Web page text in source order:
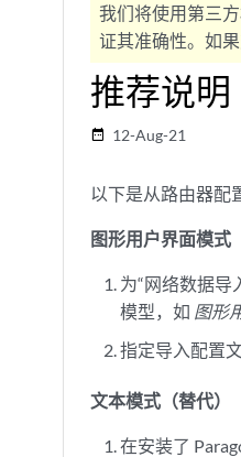
我们将使用第三
证其准确性。如
推荐说明
date_range 12-Aug-21
以下是从路由器配
图形用户界面模式
为“网络数据导
模型，如 图形
指定导入配置
文本模式（替代）
在安装了